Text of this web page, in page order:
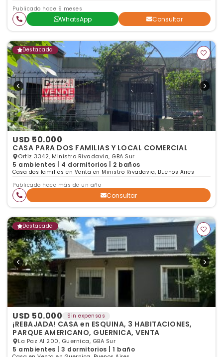
Publicado hace 9 meses
WhatsApp Consultar
Destacada
USD 50.000
CASA PARA DOS FAMILIAS Y LOCAL COMERCIAL
Ortiz 3342, Ministro Rivadavia, GBA Sur
5 ambientes | 4 dormitorios | 2 baños
Casa dos familias en Venta en Ministro Rivadavia, Buenos Aires
Publicado hace más de un año
Consultar
Destacada
USD 50.000 Sin expensas
¡REBAJADA! CASA en ESQUINA, 3 HABITACIONES,
PARQUE AMERICANO, GUERNICA, VENTA
La Paz Al 200, Guernica, GBA Sur
5 ambientes | 3 dormitorios | 1 baño